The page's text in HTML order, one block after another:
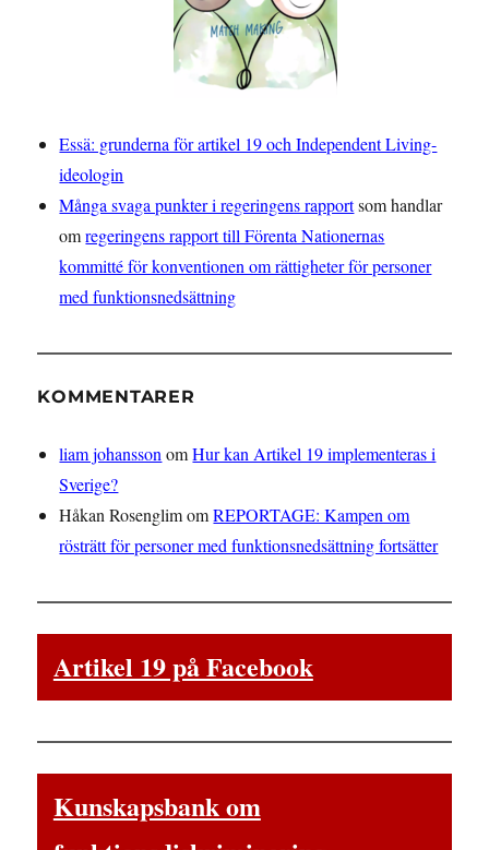
Essä: grunderna för artikel 19 och Independent Living-
ideologin
Många svaga punkter i regeringens rapportsom handlar
omregeringens rapport till Förenta Nationernas
kommitté för konventionen om rättigheter för personer
med funktionsnedsättning
KOMMENTARER
liam johansson omHur kan Artikel 19 implementeras i
Sverige?
Håkan RosenglimomREPORTAGE: Kampen om
rösträtt för personer med funktionsnedsättning fortsätter
Artikel 19 på Facebook
Kunskapsbank om